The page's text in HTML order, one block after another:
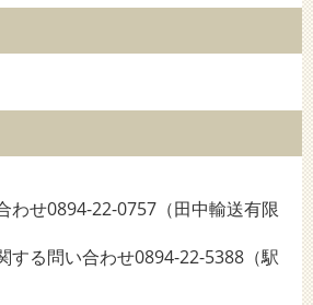
わせ0894-22-0757（田中輸送有限
する問い合わせ0894-22-5388（駅